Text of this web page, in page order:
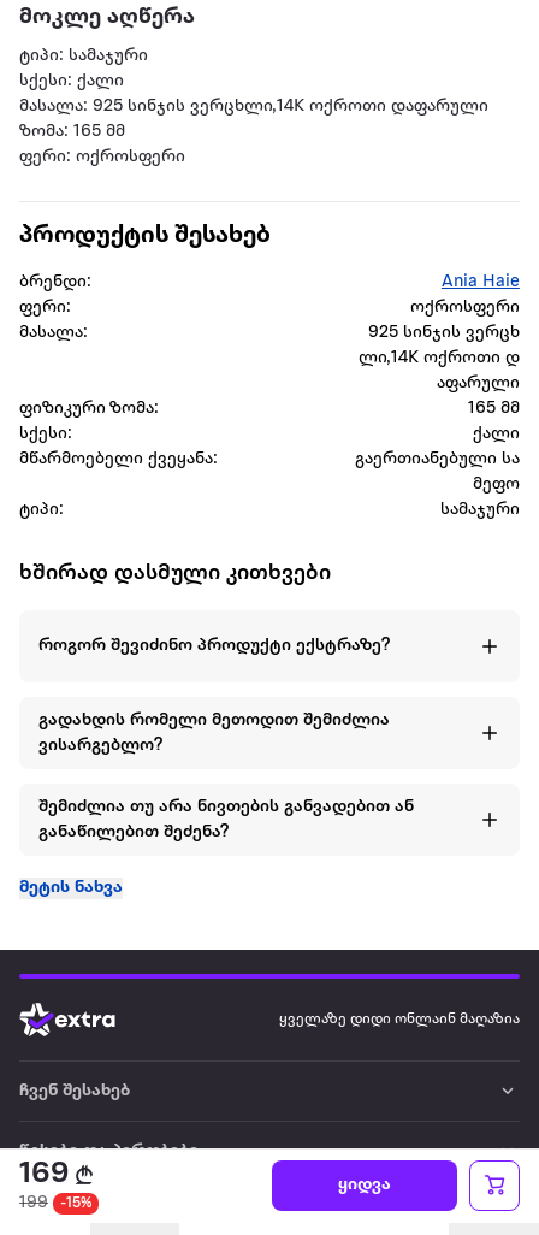
მოკლე აღწერა
ტიპი: სამაჯური
სქესი: ქალი
მასალა: 925 სინჯის ვერცხლი,14K ოქროთი დაფარული
ზომა: 165 მმ
ფერი: ოქროსფერი
169
199 -15%
ყიდვა
პროდუქტის შესახებ
ბრენდი:
Ania Haie
ფერი:
ოქროსფერი
მასალა:
925 სინჯის ვერცხ
ლი,14K ოქროთი დ
აფარული
ფიზიკური ზომა:
165 მმ
სქესი:
ქალი
მწარმოებელი ქვეყანა:
გაერთიანებული სა
მეფო
ტიპი:
სამაჯური
ხშირად დასმული კითხვები
როგორ შევიძინო პროდუქტი ექსტრაზე?
გადახდის რომელი მეთოდით შემიძლია
ვისარგებლო?
შემიძლია თუ არა ნივთების განვადებით ან
განაწილებით შეძენა?
მეტის ნახვა
ყველაზე დიდი ონლაინ მაღაზია
ჩვენ შესახებ
წესები და პირობები
პარტნიორებისთვის